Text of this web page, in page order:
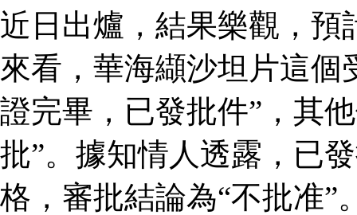
近日出爐，結果樂觀，預
來看，華海纈沙坦片這個
證完畢，已發批件”，其
批”。據知情人透露，已
格，審批結論為“不批准”